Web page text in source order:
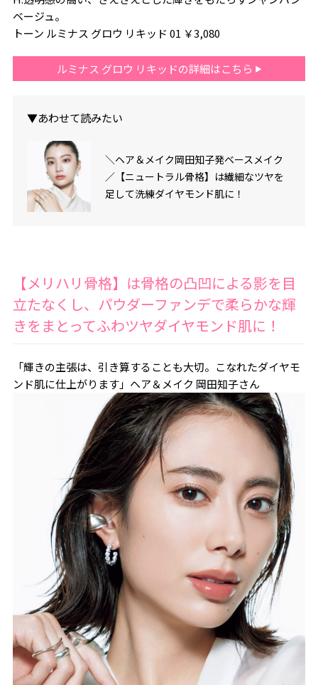
ベージュ。
トーン ルミナス グロウ リキッド 01 ￥3,080
ルミナス グロウ リキッドの詳細はこちら
▼あわせて読みたい
＼ヘア＆メイク岡田知子発ベースメイク
／【ニュートラル骨格】は繊細なツヤを
足して洗練ダイヤモンド肌に！
【メリハリ骨格】は骨格の凸凹による影を目
立たなくし、パウダーファンデで柔らかな輝
きをまとってふわツヤダイヤモンド肌に！
「輝きの主張は、引き算することも大切。こなれたダイヤモ
ンド肌に仕上がります」ヘア＆メイク 岡田知子さん